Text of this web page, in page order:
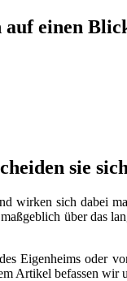
auf einen
sie sich
wirken sich dabei
über das
Eigenheims oder
Artikel befassen wir